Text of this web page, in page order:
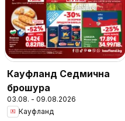
Кауфланд Седмична
брошура
03.08. - 09.08.2026
Кауфланд